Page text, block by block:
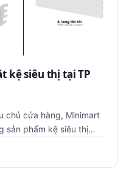
kệ siêu thị tại TP
chủ cửa hàng, Minimart
sản phẩm kệ siêu thị